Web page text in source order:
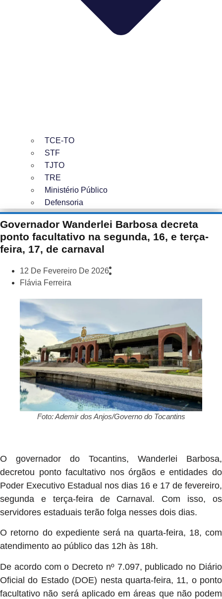
TCE-TO
STF
TJTO
TRE
Ministério Público
Defensoria
Governador Wanderlei Barbosa decreta
ponto facultativo na segunda, 16, e terça-
feira, 17, de carnaval
12 De Fevereiro De 2026
Flávia Ferreira
Foto: Ademir dos Anjos/Governo do Tocantins
O governador do Tocantins, Wanderlei Barbosa,
decretou ponto facultativo nos órgãos e entidades do
Poder Executivo Estadual nos dias 16 e 17 de fevereiro,
segunda e terça-feira de Carnaval. Com isso, os
servidores estaduais terão folga nesses dois dias.
O retorno do expediente será na quarta-feira, 18, com
atendimento ao público das 12h às 18h.
De acordo com o Decreto nº 7.097, publicado no Diário
Oficial do Estado (DOE) nesta quarta-feira, 11, o ponto
facultativo não será aplicado em áreas que não podem